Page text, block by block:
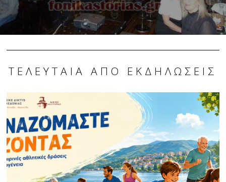
ΤΕΛΕΥΤΑΊΑ ΑΠΌ ΕΚΔΗΛΏΣΕΙΣ